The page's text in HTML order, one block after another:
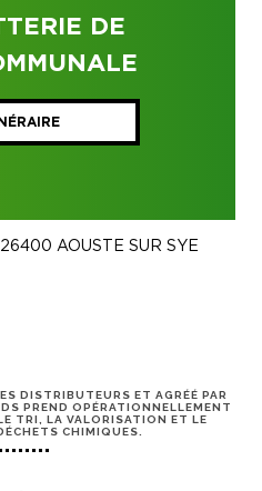
DE
AOUSTE SUR SYE
DISTRIBUTEURS ET AGRÉÉ PAR
PREND OPÉRATIONNELLEMENT
TRI, LA VALORISATION ET LE
CHIMIQUES.